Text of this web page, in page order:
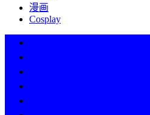
漫画
Cosplay